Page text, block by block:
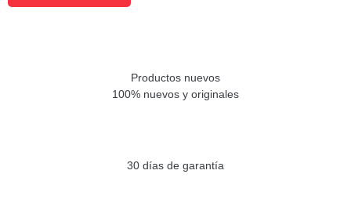
Productos nuevos
100% nuevos y originales
30 días de garantía